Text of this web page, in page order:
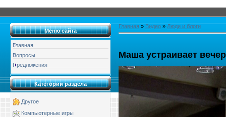
Меню сайта
Главная
Вопросы
Предложения
Категории раздела
Другое
Компьютерные игры
Главная » Видео » Люди и блоги
Маша устраивает